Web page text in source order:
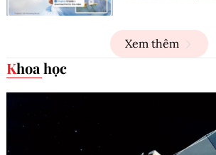
Xem thêm
Khoa học